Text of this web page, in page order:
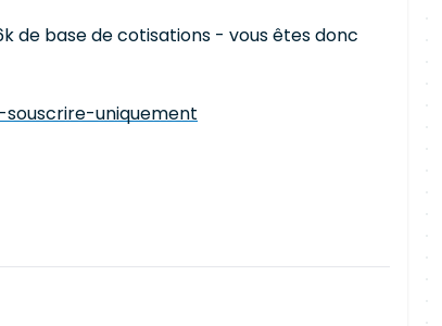
de base de cotisations - vous êtes donc
uniquement